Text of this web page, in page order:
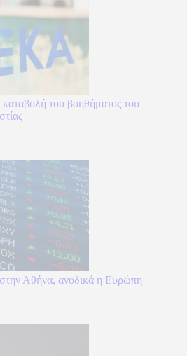
του βοηθήματος του
Αθήνα, ανοδικά η Ευρώπη